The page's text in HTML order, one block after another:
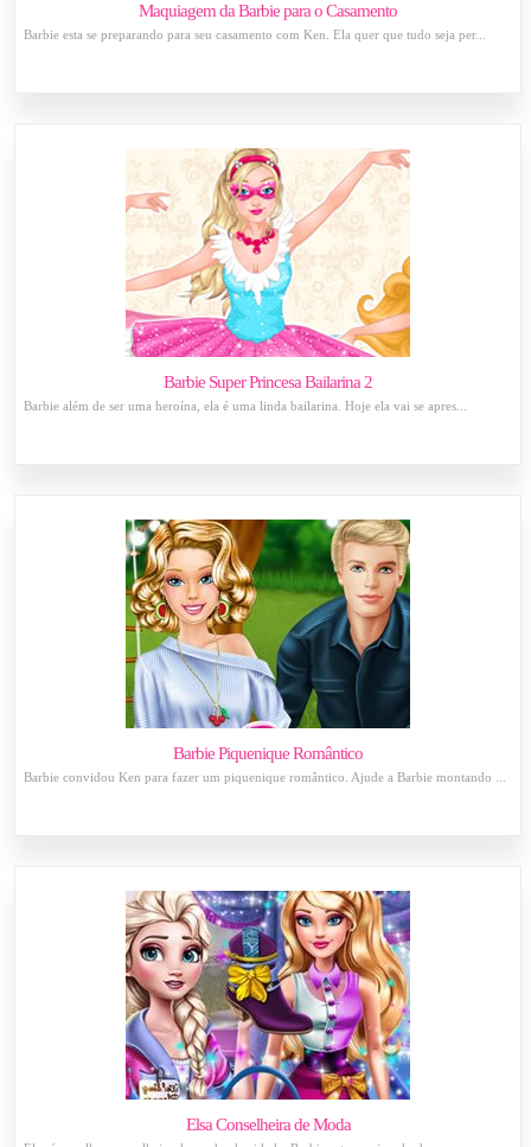
Maquiagem da Barbie para o Casamento
Barbie esta se preparando para seu casamento com Ken. Ela quer que tudo seja per...
Barbie Super Princesa Bailarina 2
Barbie além de ser uma heroína, ela é uma linda bailarina. Hoje ela vai se apres...
Barbie Piquenique Romântico
Barbie convidou Ken para fazer um piquenique romântico. Ajude a Barbie montando ...
Elsa Conselheira de Moda